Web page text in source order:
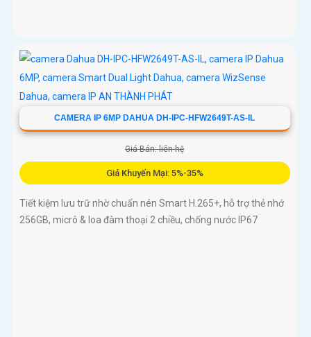
CAMERA IP 6MP DAHUA DH-IPC-HFW2649T-AS-IL
Giá Bán: liên hệ
Giá Khuyến Mại: 5%-35%
Tiết kiệm lưu trữ nhờ chuẩn nén Smart H.265+, hỗ trợ thẻ nhớ
256GB, micrô & loa đàm thoại 2 chiều, chống nước IP67